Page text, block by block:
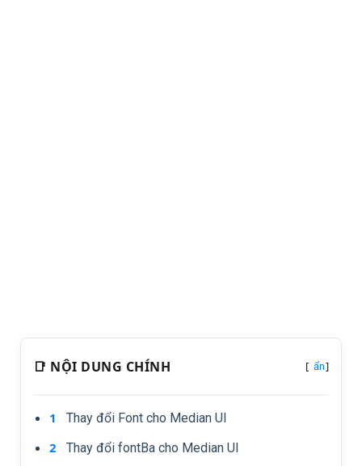
📑 NỘI DUNG CHÍNH [ ẩn]
Thay đổi Font cho Median UI
Thay đổi fontBa cho Median UI